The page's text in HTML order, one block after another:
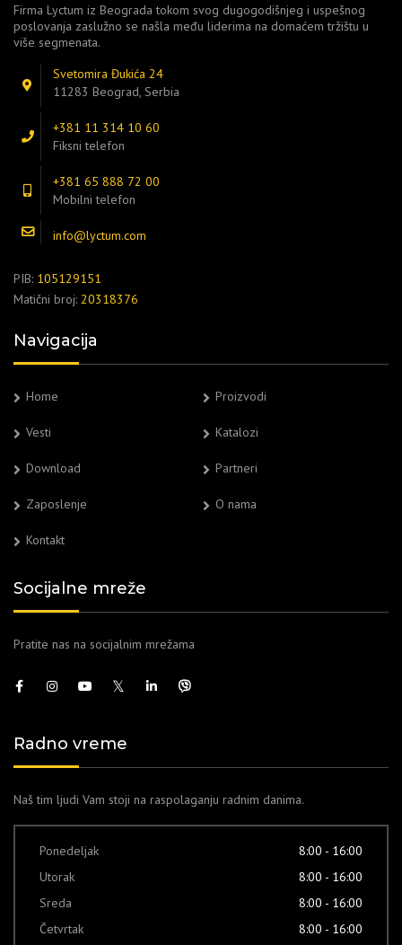
Firma Lyctum iz Beograda tokom svog dugogodišnjeg i uspešnog
poslovanja zaslužno se našla među liderima na domaćem tržištu u
više segmenata.
Svetomira Đukića 24
11283 Beograd, Serbia
+381 11 314 10 60
Fiksni telefon
+381 65 888 72 00
Mobilni telefon
info@lyctum.com
PIB: 105129151
Matični broj: 20318376
Navigacija
Home Proizvodi
Vesti Katalozi
Download Partneri
Zaposlenje O nama
Kontakt
Socijalne mreže
Pratite nas na socijalnim mrežama
Radno vreme
Naš tim ljudi Vam stoji na raspolaganju radnim danima.
Ponedeljak
8:00 - 16:00
Utorak
8:00 - 16:00
Sreda
8:00 - 16:00
Četvrtak
8:00 - 16:00